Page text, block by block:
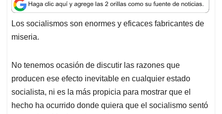
a
t
s
A
p
c
e
b
k
n
k
e
n
a
i
l
r
e
a
Los socialismos son enormes y eficaces fabricantes de
miseria.
No tenemos ocasión de discutir las razones que
producen ese efecto inevitable en cualquier estado
socialista, ni es la más propicia para mostrar que el
hecho ha ocurrido donde quiera que el socialismo sentó